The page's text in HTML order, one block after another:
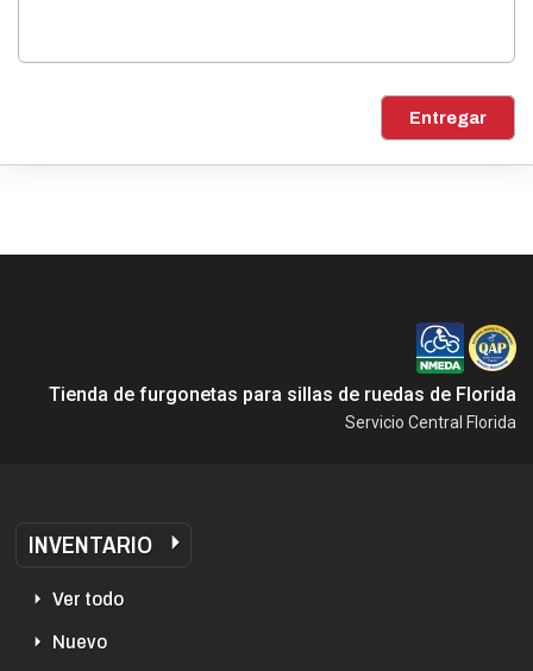
Entregar
Tienda de furgonetas para sillas de ruedas de Florida
Servicio Central Florida
INVENTARIO
Ver todo
Nuevo